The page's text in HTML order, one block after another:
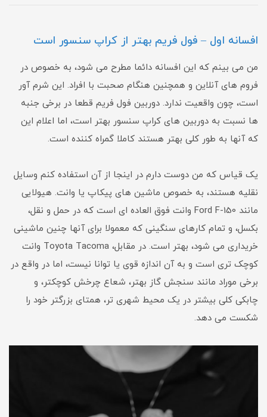
افسانه اول – فول فریم بهتر از کراپ سنسور است
من می بینم که این افسانه دائما مطرح می شود، به خصوص در
فروم های آنلاین و همچنین هنگام صحبت با افراد. این شرم آور
است، چون واقعیت ندارد. دوربین فول فریم قطعا در برخی جنبه
ها نسبت به دوربین های کراپ سنسور بهتر است، اما اعلام این
که آنها به طور کلی بهتر هستند کاملا گمراه کننده است.
یک قیاس که من دوست دارم در اینجا از آن استفاده کنم وسایل
نقلیه هستند، به خصوص ماشین های پیکاپ یا وانت. هیولایی
مانند Ford F-150 وانت فوق العاده ای است که در حمل و نقل،
بکسل، و تمام کارهای سنگینی که معمولا برای آنها چنین ماشینی
خریداری می شود، بهتر است. در مقابل، Toyota Tacoma وانت
کوچک تری است و به آن اندازه قوی یا توانا نیست، اما در واقع در
برخی موراد مانند سنجش گاز بهتر، شعاع چرخش کوچکتر، و
چابکی کلی بیشتر در یک محیط شهری تر، همتای بزرگتر خود را
شکست می دهد.